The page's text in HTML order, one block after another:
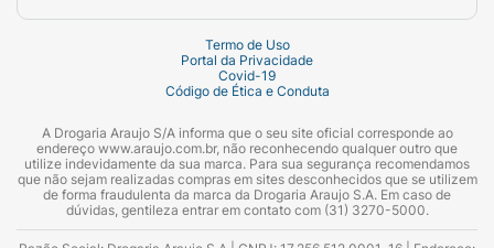
Termo de Uso
Portal da Privacidade
Covid-19
Código de Ética e Conduta
A Drogaria Araujo S/A informa que o seu site oficial corresponde ao
endereço www.araujo.com.br, não reconhecendo qualquer outro que
utilize indevidamente da sua marca. Para sua segurança recomendamos
que não sejam realizadas compras em sites desconhecidos que se utilizem
de forma fraudulenta da marca da Drogaria Araujo S.A. Em caso de
dúvidas, gentileza entrar em contato com (31) 3270-5000.